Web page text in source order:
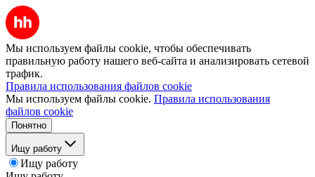
Мы используем файлы cookie, чтобы обеспечивать
правильную работу нашего веб-сайта и анализировать сетевой
трафик.
Правила использования файлов cookie
Мы используем файлы cookie. Правила использования
файлов cookie
Понятно
Ищу работу
Ищу работу